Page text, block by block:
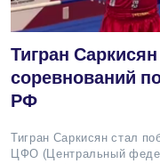
Тигран
соревнований
РФ
Тигран Саркисян стал
ЦФО (Центральный